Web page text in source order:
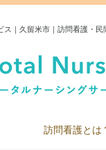
ス｜久留米市｜訪問看護・
訪問看護とは